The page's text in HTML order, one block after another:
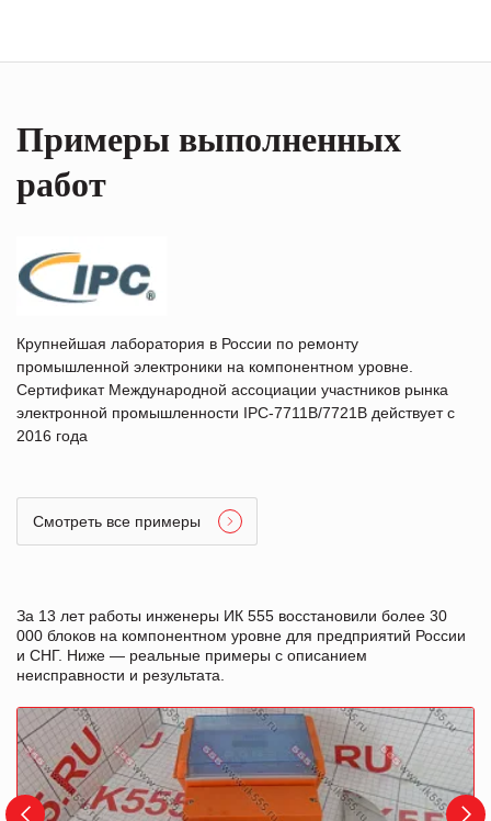
Примеры выполненных
работ
Крупнейшая лаборатория в России по ремонту
промышленной электроники на компонентном уровне.
Сертификат Международной ассоциации участников рынка
электронной промышленности IPC-7711B/7721B действует с
2016 года
Смотреть все примеры
За 13 лет работы инженеры ИК 555 восстановили более 30
000 блоков на компонентном уровне для предприятий России
и СНГ. Ниже — реальные примеры с описанием
неисправности и результата.